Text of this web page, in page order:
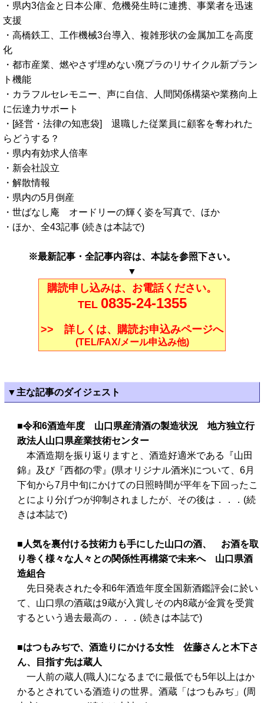
・県内3信金と日本公庫、危機発生時に連携、事業者を迅速
支援
・高橋鉄工、工作機械3台導入、複雑形状の金属加工を高度
化
・都市産業、燃やさず埋めない廃プラのリサイクル新プラン
ト機能
・カラフルセレモニー、声に自信、人間関係構築や業務向上
に伝達力サポート
・[経営・法律の知恵袋] 退職した従業員に顧客を奪われた
らどうする？
・県内有効求人倍率
・新会社設立
・解散情報
・県内の5月倒産
・世ばなし庵 オードリーの輝く姿を写真で、ほか
・ほか、全43記事 (続きは本誌で)
※最新記事・全記事内容は、本誌を参照下さい。
▼
購読申し込みは、お電話ください。
TEL 0835-24-1355
>> 詳しくは、購読お申込みページへ
(TEL/FAX/メール申込み他)
▼主な記事のダイジェスト
■令和6酒造年度 山口県産清酒の製造状況 地方独立行
政法人山口県産業技術センター
本酒造期を振り返りますと、酒造好適米である『山田
錦』及び『西都の雫』(県オリジナル酒米)について、6月
下旬から7月中旬にかけての日照時間が平年を下回ったこ
とにより分げつが抑制されましたが、その後は．．．(続
きは本誌で)
■人気を裏付ける技術力も手にした山口の酒、 お酒を取
り巻く様々な人々との関係性再構築で未来へ 山口県酒
造組合
先日発表された令和6年酒造年度全国新酒鑑評会に於い
て、山口県の酒蔵は9蔵が入賞しその内8蔵が金賞を受賞
するという過去最高の．．．(続きは本誌で)
■はつもみぢで、酒造りにかける女性 佐藤さんと木下さ
ん、目指す先は蔵人
一人前の蔵人(職人)になるまでに最低でも5年以上はか
かるとされている酒造りの世界。酒蔵「はつもみぢ」(周